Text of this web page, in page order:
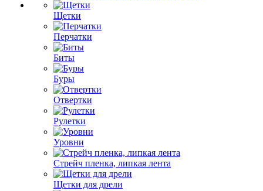
Щетки
Перчатки
Биты
Буры
Отвертки
Рулетки
Уровни
Стрейч пленка, липкая лента
Щетки для дрели